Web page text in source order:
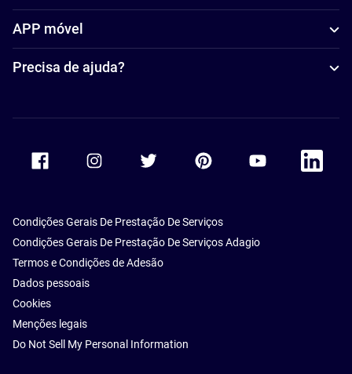
APP móvel
Precisa de ajuda?
Accor Facebook Accor TwitterAccor PinterestAccor Youtube
Accor
Condições Gerais De Prestação De Serviços
Condições Gerais De Prestação De Serviços Adagio
Termos e Condições de Adesão
Dados pessoais
Cookies
Menções legais
Do Not Sell My Personal Information